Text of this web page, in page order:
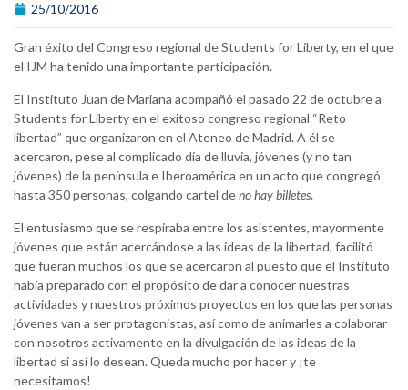
25/10/2016
Gran éxito del Congreso regional de Students for Liberty, en el que
el IJM ha tenido una importante participación.
El Instituto Juan de Mariana acompañó el pasado 22 de octubre a
Students for Liberty en el exitoso congreso regional “Reto
libertad” que organizaron en el Ateneo de Madrid. A él se
acercaron, pese al complicado día de lluvia, jóvenes (y no tan
jóvenes) de la península e Iberoamérica en un acto que congregó
hasta 350 personas, colgando cartel deno hay billetes.
El entusiasmo que se respiraba entre los asistentes, mayormente
jóvenes que están acercándose a las ideas de la libertad, facilitó
que fueran muchos los que se acercaron al puesto que el Instituto
había preparado con el propósito de dar a conocer nuestras
actividades y nuestros próximos proyectos en los que las personas
jóvenes van a ser protagonistas, así como de animarles a colaborar
con nosotros activamente en la divulgación de las ideas de la
libertad si así lo desean. Queda mucho por hacer y ¡te
necesitamos!